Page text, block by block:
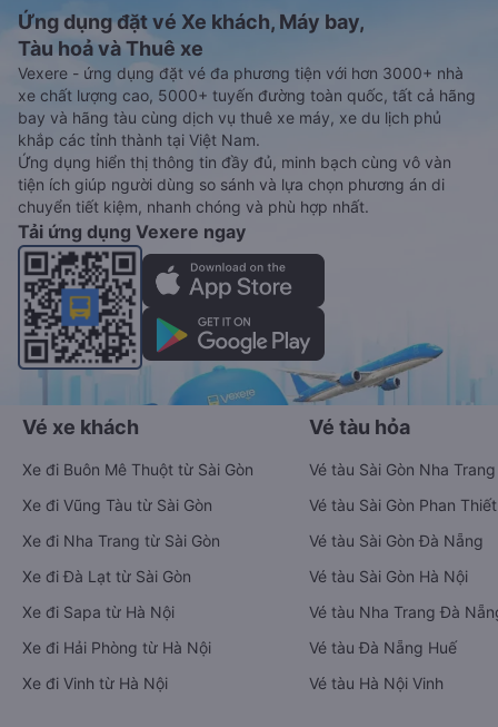
Ứng dụng đặt vé Xe khách, Máy bay,
Tàu hoả và Thuê xe
Vexere - ứng dụng đặt vé đa phương tiện với hơn 3000+ nhà
xe chất lượng cao, 5000+ tuyến đường toàn quốc, tất cả hãng
bay và hãng tàu cùng dịch vụ thuê xe máy, xe du lịch phủ
khắp các tỉnh thành tại Việt Nam.
Ứng dụng hiển thị thông tin đầy đủ, minh bạch cùng vô vàn
tiện ích giúp người dùng so sánh và lựa chọn phương án di
chuyển tiết kiệm, nhanh chóng và phù hợp nhất.
Tải ứng dụng Vexere ngay
Vé xe khách
Xe đi Buôn Mê Thuột từ Sài Gòn
Xe đi Vũng Tàu từ Sài Gòn
Xe đi Nha Trang từ Sài Gòn
Xe đi Đà Lạt từ Sài Gòn
Xe đi Sapa từ Hà Nội
Xe đi Hải Phòng từ Hà Nội
Xe đi Vinh từ Hà Nội
Vé tàu hỏa
Vé tàu Sài Gòn Nha Trang
Vé tàu Sài Gòn Phan Thiết
Vé tàu Sài Gòn Đà Nẵng
Vé tàu Sài Gòn Hà Nội
Vé tàu Nha Trang Đà
Vé tàu Đà Nẵng Huế
Vé tàu Hà Nội Vinh